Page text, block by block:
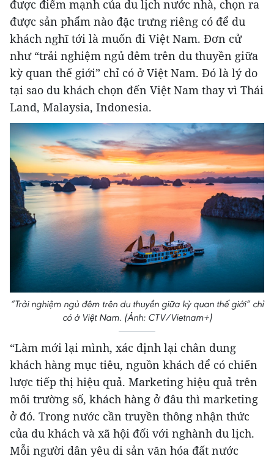
được điểm mạnh của du lịch nước nhà, chọn ra
được sản phẩm nào đặc trưng riêng có để du
khách nghĩ tới là muốn đi Việt Nam. Đơn cử
như “trải nghiệm ngủ đêm trên du thuyền giữa
kỳ quan thế giới” chỉ có ở Việt Nam. Đó là lý do
tại sao du khách chọn đến Việt Nam thay vì Thái
Land, Malaysia, Indonesia.
“Trải nghiệm ngủ đêm trên du thuyền giữa kỳ quan thế giới” chỉ
có ở Việt Nam. (Ảnh: CTV/Vietnam+)
“Làm mới lại mình, xác định lại chân dung
khách hàng mục tiêu, nguồn khách để có chiến
lược tiếp thị hiệu quả. Marketing hiệu quả trên
môi trường số, khách hàng ở đâu thì marketing
ở đó. Trong nước cần truyền thông nhận thức
của du khách và xã hội đối với nghành du lịch.
Mỗi người dân yêu di sản văn hóa đất nước